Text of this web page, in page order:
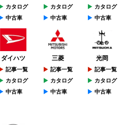
カタログ
中古車
カタログ
中古車
カタログ
中古車
ダイハツ
記事一覧
カタログ
中古車
三菱
記事一覧
カタログ
中古車
光岡
記事一覧
カタログ
中古車